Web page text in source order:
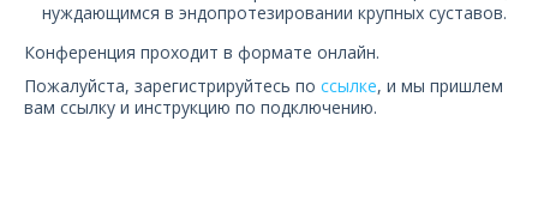
нуждающимся в эндопротезировании крупных суставов.
Конференция проходит в формате онлайн.
Пожалуйста, зарегистрируйтесь по ссылке, и мы пришлем
вам ссылку и инструкцию по подключению.